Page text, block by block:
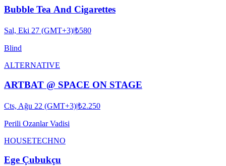
Bubble Tea And Cigarettes
Sal, Eki 27 (GMT+3)|₺580
Blind
ALTERNATIVE
ARTBAT @ SPACE ON STAGE
Cts, Ağu 22 (GMT+3)|₺2.250
Perili Ozanlar Vadisi
HOUSETECHNO
Ege Çubukçu